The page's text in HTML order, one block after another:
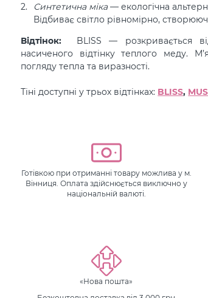
Синтетична міка— екологічна
Відбиває світло рівномірно,
Відтінок: BLISS — розкривається
насиченого відтінку теплого меду.
погляду тепла та виразності.
Тіні доступні у трьох відтінках: BLISS,
Готівкою при отриманні товару можлива у м.
Вінниця. Оплата здійснюється виключно у
національній валюті.
«Нова пошта»